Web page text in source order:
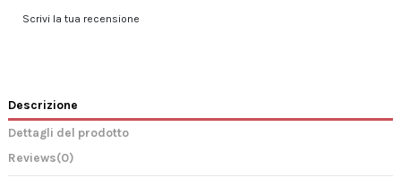
Scrivi la tua recensione
Descrizione
Dettagli del prodotto
Reviews(0)